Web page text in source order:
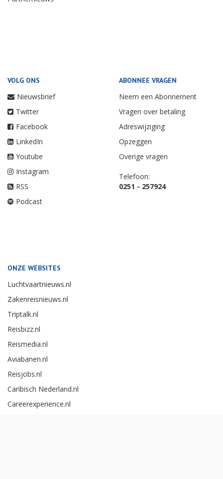
VOLG ONS
Nieuwsbrief
Twitter
Facebook
LinkedIn
Youtube
Instagram
RSS
Podcast
ABONNEE VRAGEN
Neem een Abonnement
Vragen over betaling
Adreswijziging
Opzeggen
Overige vragen
Telefoon:
0251 - 257924
ONZE WEBSITES
Luchtvaartnieuws.nl
Zakenreisnieuws.nl
Triptalk.nl
Reisbizz.nl
Reismedia.nl
Aviabanen.nl
Reisjobs.nl
Caribisch Nederland.nl
Careerexperience.nl